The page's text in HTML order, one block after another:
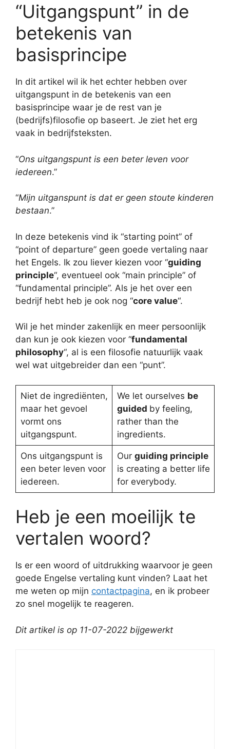
“Uitgangspunt” in de
betekenis van
basisprincipe
In dit artikel wil ik het echter hebben over
uitgangspunt in de betekenis van een
basisprincipe waar je de rest van je
(bedrijfs)filosofie op baseert. Je ziet het erg
vaak in bedrijfsteksten.
“Ons uitgangspunt is een beter leven voor
iedereen.”
“Mijn uitganspunt is dat er geen stoute kinderen
bestaan.”
In deze betekenis vind ik “starting point” of
“point of departure” geen goede vertaling naar
het Engels. Ik zou liever kiezen voor “guiding
principle“, eventueel ook “main principle” of
“fundamental principle”. Als je het over een
bedrijf hebt heb je ook nog “core value“.
Wil je het minder zakenlijk en meer persoonlijk
dan kun je ook kiezen voor “fundamental
philosophy“, al is een filosofie natuurlijk vaak
wel wat uitgebreider dan een “punt”.
Niet de ingrediënten,
maar het gevoel
vormt ons
uitgangspunt.
We let ourselves be
guided by feeling,
rather than the
ingredients.
Ons uitgangspunt is
een beter leven voor
iedereen.
Our guiding principle
is creating a better life
for everybody.
Heb je een moeilijk te
vertalen woord?
Is er een woord of uitdrukking waarvoor je geen
goede Engelse vertaling kunt vinden? Laat het
me weten op mijn contactpagina, en ik probeer
zo snel mogelijk te reageren.
Dit artikel is op 11-07-2022 bijgewerkt